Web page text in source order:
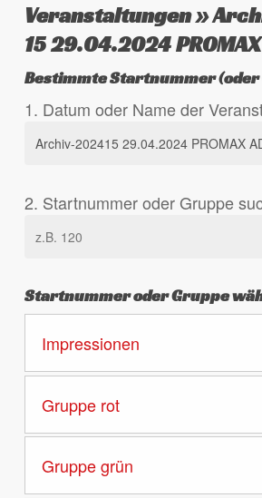
Veranstaltungen »
15 29.04.2024 PROMAX
Bestimmte Startnummer
1. Datum oder Name der
2. Startnummer oder Gruppe
Startnummer oder Gruppe
Impressionen
Gruppe rot
Gruppe grün